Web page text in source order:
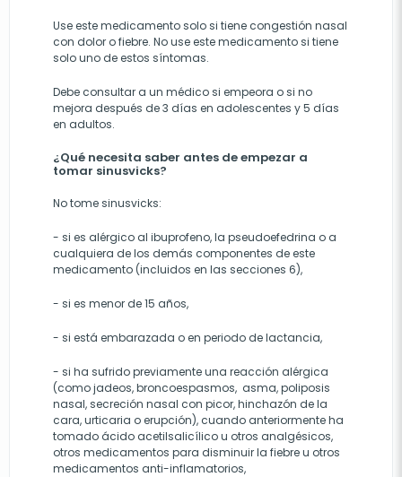
Use este medicamento solo si tiene congestión nasal
con dolor o fiebre. No use este medicamento si tiene
solo uno de estos síntomas.
Debe consultar a un médico si empeora o si no
mejora después de 3 días en adolescentes y 5 días
en adultos.
¿Qué necesita saber antes de empezar a
tomar sinusvicks?
No tome sinusvicks:
- si es alérgico al ibuprofeno, la pseudoefedrina o a
cualquiera de los demás componentes de este
medicamento (incluidos en las secciones 6),
- si es menor de 15 años,
- si está embarazada o en periodo de lactancia,
- si ha sufrido previamente una reacción alérgica
(como jadeos, broncoespasmos, asma, poliposis
nasal, secreción nasal con picor, hinchazón de la
cara, urticaria o erupción), cuando anteriormente ha
tomado ácido acetilsalicílico u otros analgésicos,
otros medicamentos para disminuir la fiebre u otros
medicamentos anti-inflamatorios,